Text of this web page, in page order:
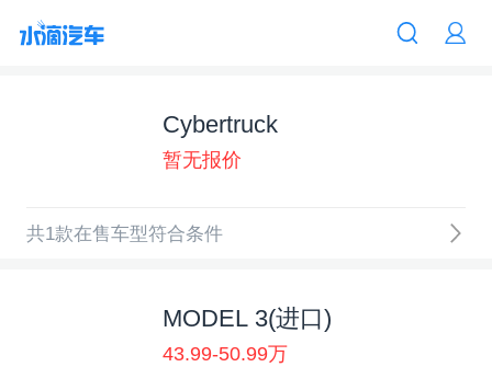
Cybertruck
暂无报价
共1款在售车型符合条件
MODEL 3(进口)
43.99-50.99万